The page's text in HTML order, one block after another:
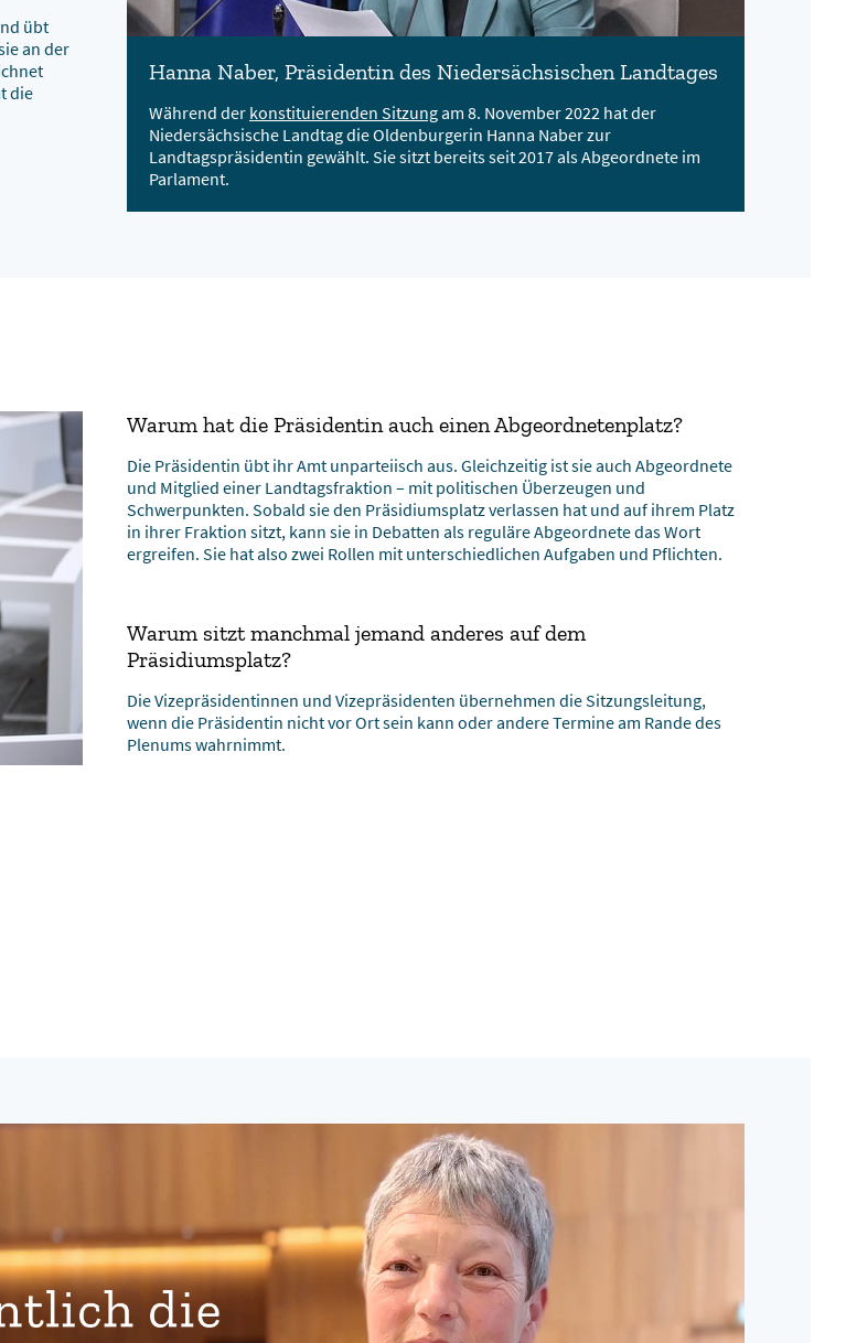
übt
an der
die
Hanna Naber, Präsidentin des Niedersächsischen Landtages
Während der konstituierenden Sitzungam 8. November 2022 hat der
Niedersächsische Landtag die Oldenburgerin Hanna Naber zur
Landtagspräsidentin gewählt. Sie sitzt bereits seit 2017 als Abgeordnete im
Parlament.
Warum hat die Präsidentin auch einen Abgeordnetenplatz?
Die Präsidentin übt ihr Amt unparteiisch aus. Gleichzeitig ist sie auch Abgeordnete
und Mitglied einer Landtagsfraktion – mit politischen Überzeugen und
Schwerpunkten. Sobald sie den Präsidiumsplatz verlassen hat und auf ihrem Platz
in ihrer Fraktion sitzt, kann sie in Debatten als reguläre Abgeordnete das Wort
ergreifen. Sie hat also zwei Rollen mit unterschiedlichen Aufgaben und Pflichten.
Warum sitzt manchmal jemand anderes auf dem
Präsidiumsplatz?
Die Vizepräsidentinnen und Vizepräsidenten übernehmen die Sitzungsleitung,
wenn die Präsidentin nicht vor Ort sein kann oder andere Termine am Rande des
Plenums wahrnimmt.